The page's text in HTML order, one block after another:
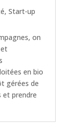
, Start-up
on
en bio
gérées de
et prendre